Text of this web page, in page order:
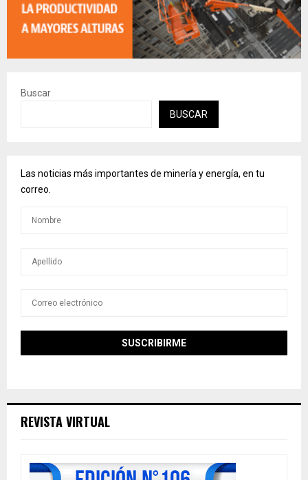
Buscar
BUSCAR
Las noticias más importantes de minería y energía, en tu
correo.
REVISTA VIRTUAL